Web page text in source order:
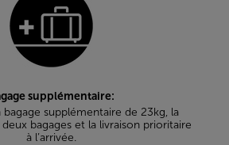
supplémentaire:
bagage supplémentaire de 23kg, la
bagages et la livraison prioritaire
à l’arrivée.